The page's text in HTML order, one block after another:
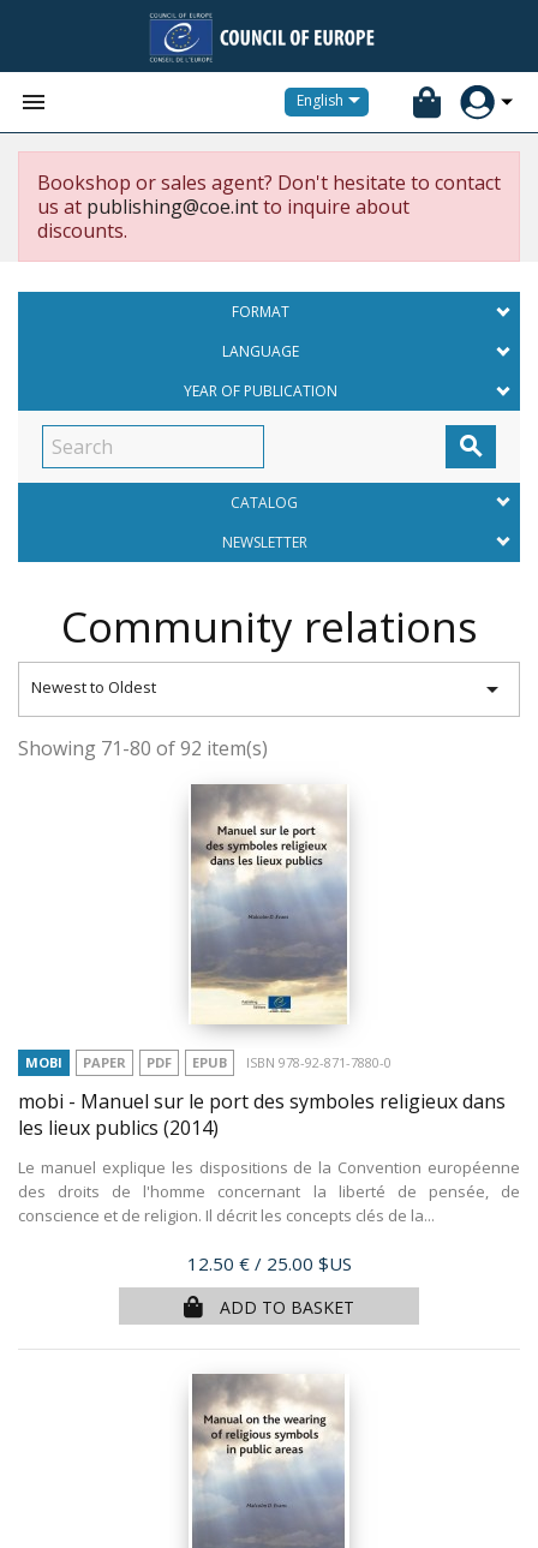
 English
Bookshop or sales agent? Don't hesitate to contact
us at publishing@coe.intto inquire about
discounts.
FORMAT
LANGUAGE
YEAR OF PUBLICATION

CATALOG
NEWSLETTER
Community relations
Newest to Oldest 
Showing 71-80 of 92 item(s)
MOBI PAPER PDF EPUB ISBN 978-92-871-7880-0
mobi - Manuel sur le port des symboles religieux dans
les lieux publics (2014)
Le manuel explique les dispositions de la Convention européenne
des droits de l'homme concernant la liberté de pensée, de
conscience et de religion. Il décrit les concepts clés de la...
Price
12.50 € / 25.00 $US
ADD TO BASKET